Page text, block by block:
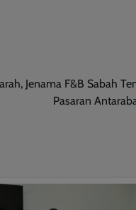
Jenama F&B Sabah
Pasaran